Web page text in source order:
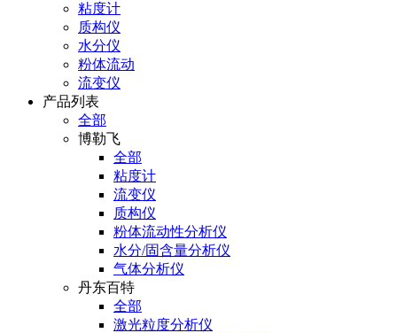
粘度计
质构仪
水分仪
粉体流动
流变仪
产品列表
全部
博勒飞
全部
粘度计
流变仪
质构仪
粉体流动性分析仪
水分/固含量分析仪
气体分析仪
丹东百特
全部
激光粒度分析仪